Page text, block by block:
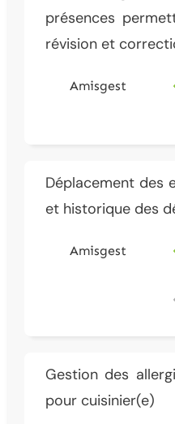
présences
révision et
Amisgest
Déplacement des
et historique des
Amisgest
Gestion des
pour cuisinier(e)